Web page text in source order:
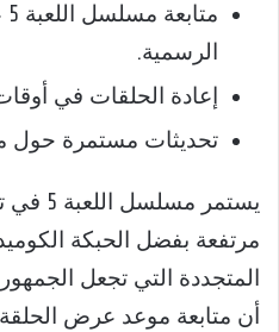
الرسمية.
إعادة الحلقات في
تحديثات مستمرة حول
يستمر
مرتفعة بفضل الحبكة
المتجددة التي تجعل